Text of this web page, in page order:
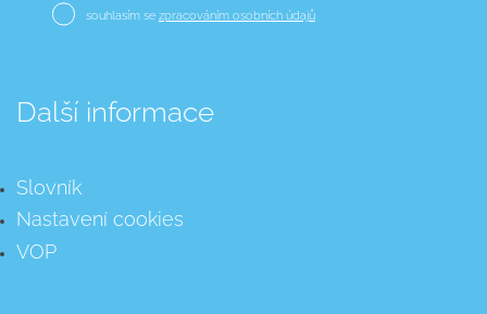
Další informace
Slovník
Nastavení cookies
VOP
souhlasím se zpracováním osobních údajů